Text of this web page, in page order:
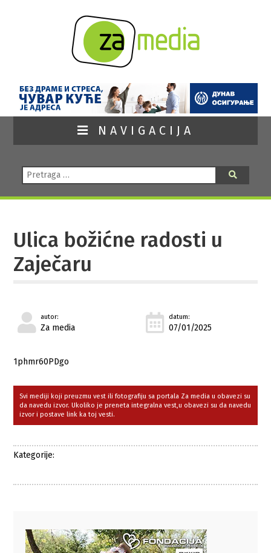
NAVIGACIJA
Pretraga:
Ulica božićne radosti u
Zaječaru
autor:
Za media
datum:
07/01/2025
1phmr60PDgo
Svi mediji koji preuzmu vest ili fotografiju sa portala Za media u obavezi su
da navedu izvor. Ukoliko je preneta integralna vest,u obavezi su da navedu
izvor i postave link ka toj vesti.
Kategorije: